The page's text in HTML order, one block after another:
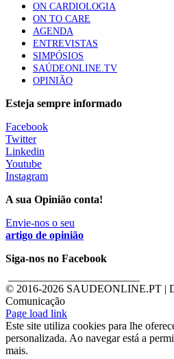
ON CARDIOLOGIA
ON TO CARE
AGENDA
ENTREVISTAS
SIMPÓSIOS
SAÚDEONLINE.TV
OPINIÃO
Esteja sempre informado
Facebook
Twitter
Linkedin
Youtube
Instagram
A sua Opinião conta!
Envie-nos o seu
artigo de opinião
Siga-nos no Facebook
© 2016-2026 SAUDEONLINE.PT |
Comunicação
Page load link
Este site utiliza cookies para lhe
personalizada. Ao navegar está a
mais.